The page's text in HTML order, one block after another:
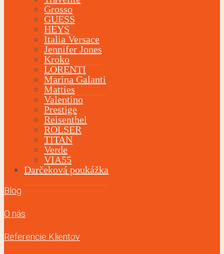
Grosso
GUESS
HEYS
Italia Versace
Jennifer Jones
Kroko
LORENTI
Marina Galanti
Matties
Valentino
Prestige
Reisenthel
ROLSER
TITAN
Verde
VIA55
Darčeková poukážka
Blog
O nás
Referencie Klientov